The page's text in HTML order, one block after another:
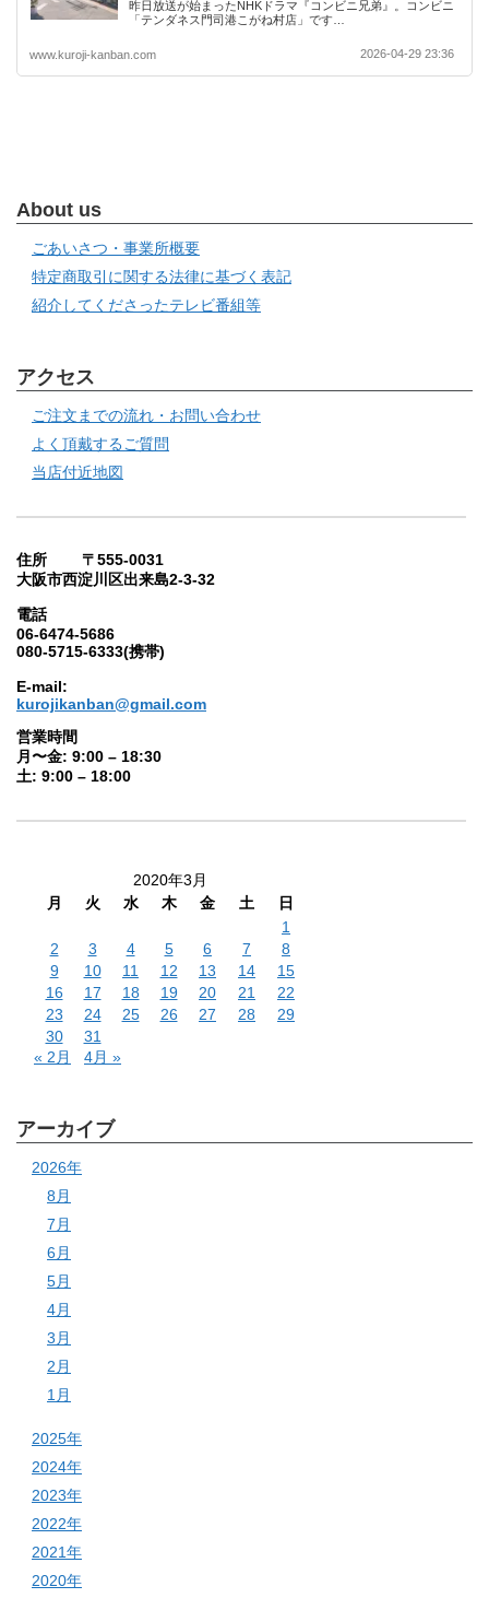
昨日放送が始まったNHKドラマ『コンビニ兄弟』。コンビニ
「テンダネス門司港こがね村店」です…
www.kuroji-kanban.com 2026-04-29 23:36
About us
ごあいさつ・事業所概要
特定商取引に関する法律に基づく表記
紹介してくださったテレビ番組等
アクセス
ご注文までの流れ・お問い合わせ
よく頂戴するご質問
当店付近地図
住所 〒555-0031
大阪市西淀川区出来島2-3-32
電話
06-6474-5686
080-5715-6333(携帯)
E-mail:
kurojikanban@gmail.com
営業時間
月〜金: 9:00 – 18:30
土: 9:00 – 18:00
2020年3月
月
火 水 木 金 土
日
1
2
3 4 5 6 7
8
9
10 11 12 13 14
15
16
17 18 19 20 21
22
23
24 25 26 27 28
29
30
31
« 2月
4月 »
アーカイブ
2026年
8月
7月
6月
5月
4月
3月
2月
1月
2025年
2024年
2023年
2022年
2021年
2020年